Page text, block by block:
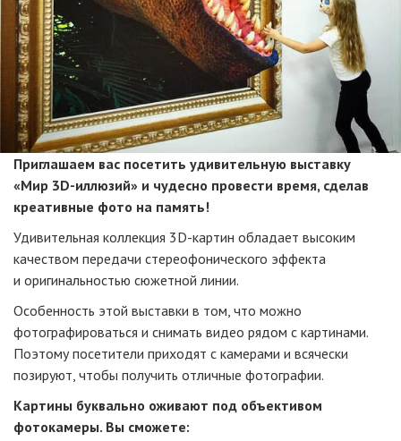
Приглашаем вас посетить удивительную выставку
«Мир 3D-иллюзий» и чудесно провести время, сделав
креативные фото на память!
Удивительная коллекция 3D-картин обладает высоким
качеством передачи стереофонического эффекта
и оригинальностью сюжетной линии.
Особенность этой выставки в том, что можно
фотографироваться и снимать видео рядом с картинами.
Поэтому посетители приходят с камерами и всячески
позируют, чтобы получить отличные фотографии.
Картины буквально оживают под объективом
фотокамеры. Вы сможете: